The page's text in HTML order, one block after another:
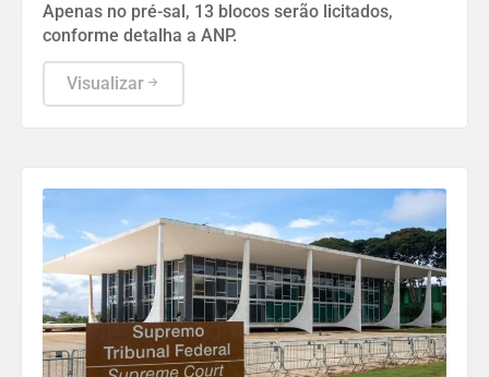
Apenas no pré-sal, 13 blocos serão licitados,
conforme detalha a ANP.
Visualizar